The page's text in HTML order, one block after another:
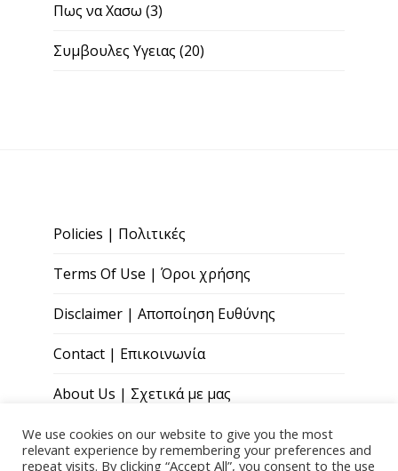
Πως να Χασω (3)
Συμβουλες Υγειας (20)
Policies | Πολιτικές
Terms Of Use | Όροι χρήσης
Disclaimer | Αποποίηση Ευθύνης
Contact | Επικοινωνία
About Us | Σχετικά με μας
We use cookies on our website to give you the most
relevant experience by remembering your preferences and
repeat visits. By clicking “Accept All”, you consent to the use